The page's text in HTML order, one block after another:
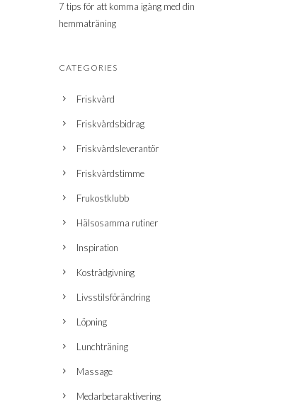
7 tips för att komma igång med din
hemmaträning
CATEGORIES
Friskvård
Friskvårdsbidrag
Friskvårdsleverantör
Friskvårdstimme
Frukostklubb
Hälsosamma rutiner
Inspiration
Kostrådgivning
Livsstilsförändring
Löpning
Lunchträning
Massage
Medarbetaraktivering